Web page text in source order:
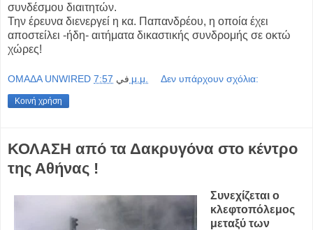
συνδέσμου διαιτητών.
Την έρευνα διενεργεί η κα. Παπανδρέου, η οποία έχει
αποστείλει -ήδη- αιτήματα δικαστικής συνδρομής σε οκτώ
χώρες!
OMAΔΑ UNWIRED في 7:57 μ.μ. Δεν υπάρχουν σχόλια:
Κοινή χρήση
ΚΟΛΑΣΗ από τα Δακρυγόνα στο κέντρο
της Αθήνας !
Συνεχίζεται ο
κλεφτοπόλεμος
μεταξύ των